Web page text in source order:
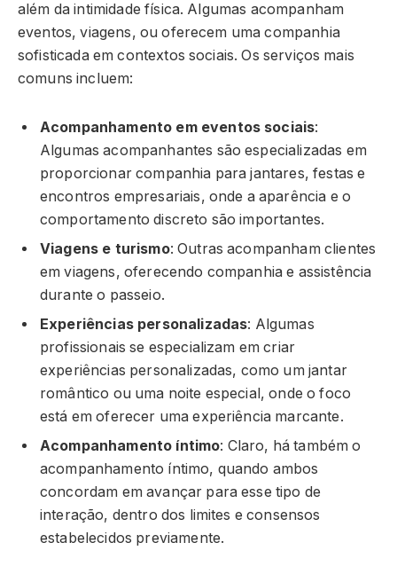
além da intimidade física. Algumas acompanham
eventos, viagens, ou oferecem uma companhia
sofisticada em contextos sociais. Os serviços mais
comuns incluem:
Acompanhamento em eventos sociais:
Algumas acompanhantes são especializadas em
proporcionar companhia para jantares, festas e
encontros empresariais, onde a aparência e o
comportamento discreto são importantes.
Viagens e turismo: Outras acompanham clientes
em viagens, oferecendo companhia e assistência
durante o passeio.
Experiências personalizadas: Algumas
profissionais se especializam em criar
experiências personalizadas, como um jantar
romântico ou uma noite especial, onde o foco
está em oferecer uma experiência marcante.
Acompanhamento íntimo: Claro, há também o
acompanhamento íntimo, quando ambos
concordam em avançar para esse tipo de
interação, dentro dos limites e consensos
estabelecidos previamente.